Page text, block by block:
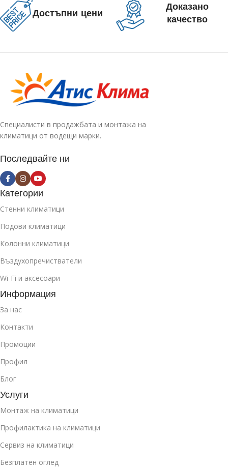
Достъпни цени
Доказано
качество
Специалисти в продажбата и монтажа на
климатици от водещи марки.
Последвайте ни
Категории
Стенни климатици
Подови климатици
Колонни климатици
Въздухопречистватели
Wi-Fi и аксесоари
Информация
За нас
Контакти
Промоции
Профил
Блог
Услуги
Монтаж на климатици
Профилактика на климатици
Сервиз на климатици
Безплатен оглед